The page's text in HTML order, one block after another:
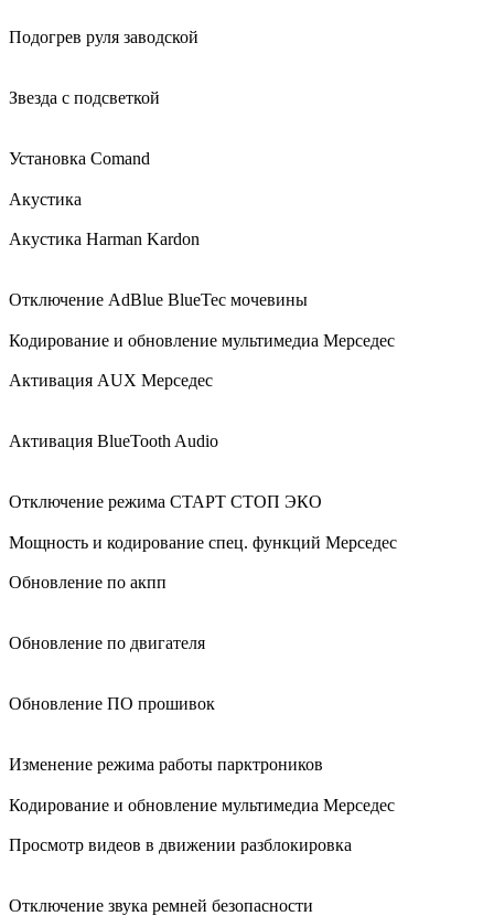
Подогрев руля заводской
Звезда с подсветкой
Установка Comand
Акустика
Акустика Harman Kardon
Отключение AdBlue BlueTec мочевины
Кодирование и обновление мультимедиа Мерседес
Активация AUX Мерседес
Активация BlueTooth Audio
Отключение режима СТАРТ СТОП ЭКО
Мощность и кодирование спец. функций Мерседес
Обновление по акпп
Обновление по двигателя
Обновление ПО прошивок
Изменение режима работы парктроников
Кодирование и обновление мультимедиа Мерседес
Просмотр видеов в движении разблокировка
Отключение звука ремней безопасности